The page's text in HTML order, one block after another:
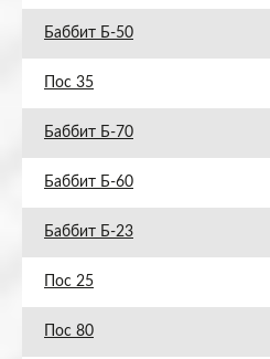
Баббит Б-50
Пос 35
Баббит Б-70
Баббит Б-60
Баббит Б-23
Пос 25
Пос 80